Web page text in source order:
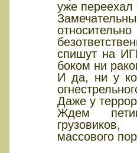
уже
спишут на
боком ни
И да, ни у
Даже у
Ждем
массового